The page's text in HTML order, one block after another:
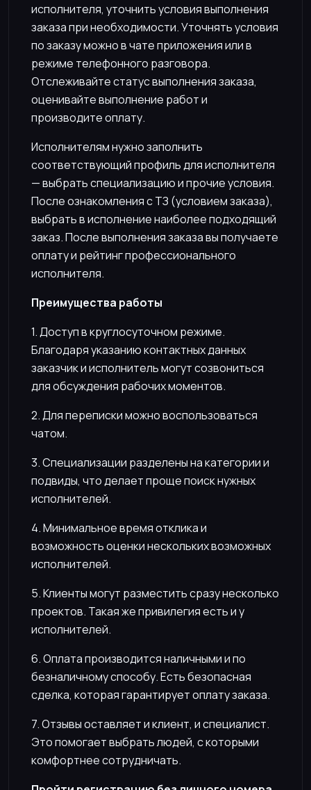
исполнителя, уточнить условия выполнения
заказа при необходимости. Уточнять условия
по заказу можно в чате приложения или в
режиме телефонного разговора.
Отслеживайте статус выполнения заказа,
оценивайте выполнение работ и
производите оплату.
Исполнителям нужно заполнить
соответствующий профиль для исполнителя
— выбрать специализацию и прочие условия.
После ознакомления с ТЗ (условием заказа),
выбрать в исполнение наиболее подходящий
заказ. После выполнения заказа вы получаете
оплату и рейтинг профессионального
исполнителя.
Преимущества работы
1. Доступ в круглосуточном режиме.
Благодаря указанию контактных данных
заказчик и исполнитель могут созвониться
для обсуждения рабочих моментов.
2. Для переписки можно воспользоваться
чатом.
3. Специализации разделены на категории и
подвиды, что делает проще поиск нужных
исполнителей.
4. Минимальное время отклика и
возможность оценки нескольких возможных
исполнителей.
5. Клиенты могут разместить сразу несколько
проектов. Такая же привилегия есть и у
исполнителей.
6. Оплата производится наличными и по
безналичному способу. Есть безопасная
сделка, которая гарантирует оплату заказа.
7. Отзывы оставляет и клиент, и специалист.
Это помогает выбрать людей, с которыми
комфортнее сотрудничать.